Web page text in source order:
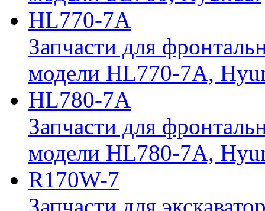
HL770-7A
Запчасти для
модели HL770-7A,
HL780-7A
Запчасти для
модели HL780-7A,
R170W-7
Запчасти для